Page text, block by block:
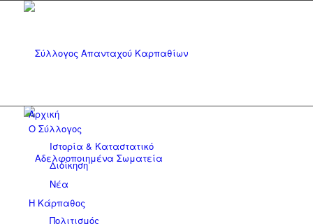
Αρχική
Ο Σύλλογος
Ιστορία & Καταστατικό
Διοίκηση
Νέα
Η Κάρπαθος
Πολιτισμός